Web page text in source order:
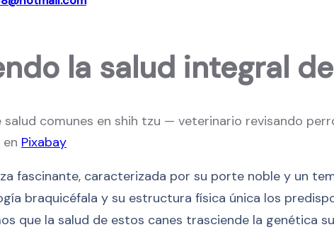
la salud integral
en Pixabay
fascinante, caracterizada por su porte noble y un
braquicéfala y su estructura física única los
que la salud de estos canes trasciende la genética